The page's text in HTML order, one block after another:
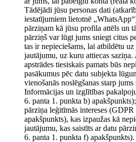
Tādējādi jūsu personas dati
iestatījumiem lietotnē
pārziņam kā jūsu profila attēls un
pārziņš var lūgt jums sniegt citus
tas ir nepieciešams, lai atbildētu
jautājumu, uz kuru attiecas
apstrādes tiesiskais pamats būs
pasākumus pēc datu subjekta
vienošanās noslēgšanas starp
Informācijas un izglītības
6. panta 1. punkta b)
pārziņa leģitīmās intereses
apakšpunkts), kas izpaužas kā
jautājumu, kas saistīts ar datu
6. panta 1. punkta f) apakšpunkts).